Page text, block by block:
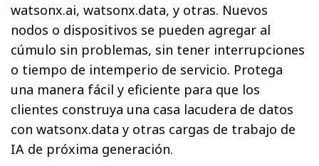
watsonx.ai, watsonx.data, y otras. Nuevos
nodos o dispositivos se pueden agregar al
cúmulo sin problemas, sin tener interrupciones
o tiempo de intemperio de servicio. ​Protega
una manera fácil y eficiente para que los
clientes construya una casa lacudera de datos
con watsonx.data y otras cargas de trabajo de
IA de próxima generación.